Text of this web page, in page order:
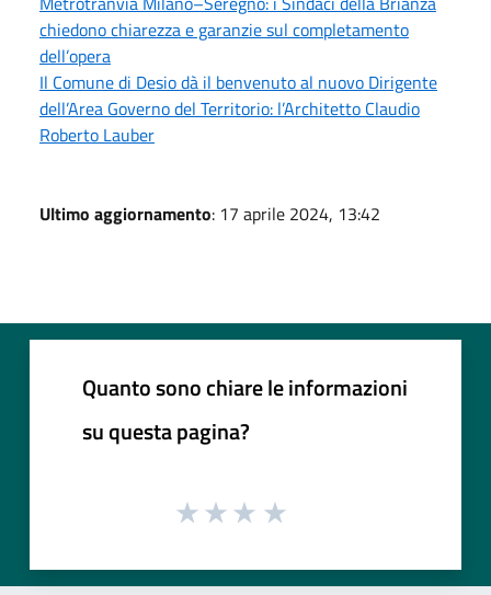
chiedono chiarezza e garanzie sul completamento
dell’opera
Il Comune di Desio dà il benvenuto al nuovo Dirigente
dell’Area Governo del Territorio: l’Architetto Claudio
Roberto Lauber
Ultimo aggiornamento: 17 aprile 2024, 13:42
Quanto sono chiare le informazioni
su questa pagina?